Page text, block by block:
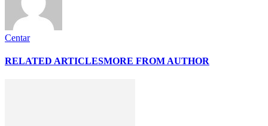
Centar
RELATED ARTICLESMORE FROM AUTHOR